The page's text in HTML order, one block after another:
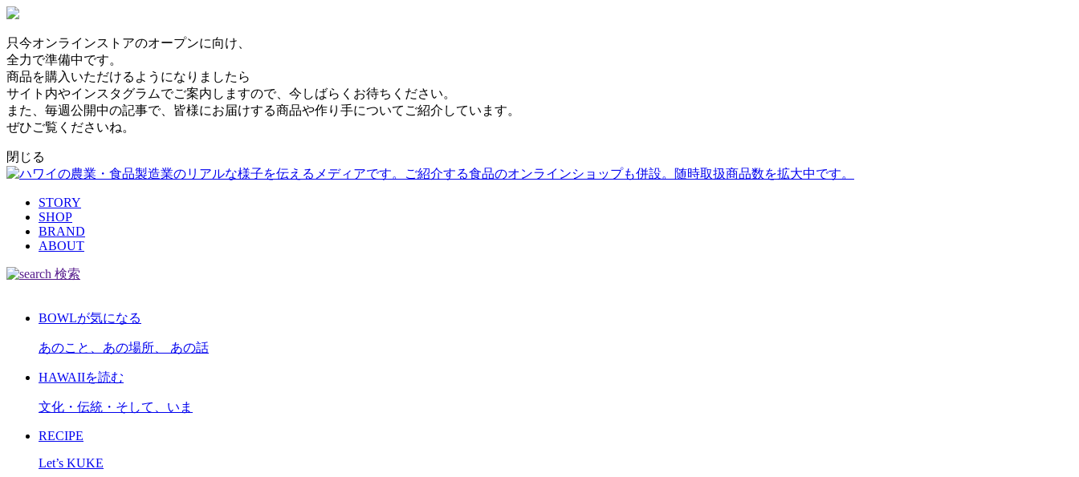
只今オンラインストアのオープンに向け、
全力で準備中です。
商品を購入いただけるようになりましたら
サイト内やインスタグラムでご案内しますので、今しばらくお待ちください。
また、毎週公開中の記事で、皆様にお届けする商品や作り手についてご紹介しています。
ぜひご覧くださいね。
閉じる
STORY
SHOP
BRAND
ABOUT
検索
BOWLが気になる
あのこと、あの場所、 あの話
HAWAIIを読む
文化・伝統・そして、いま
RECIPE
Let’s KUKE